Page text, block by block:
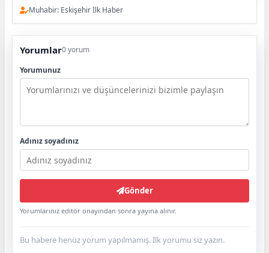
Muhabir: Eskişehir İlk Haber
Yorumlar0 yorum
Yorumunuz
Adınız soyadınız
Gönder
Yorumlarınız editör onayından sonra yayına alınır.
Bu habere henüz yorum yapılmamış. İlk yorumu siz yazın.